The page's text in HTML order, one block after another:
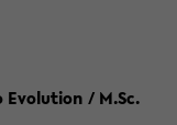
Evolution / M.Sc.